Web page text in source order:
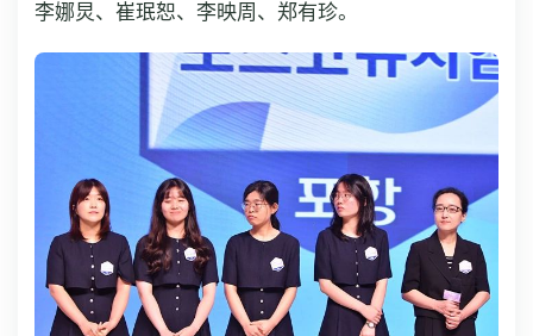
李娜炅、崔珉恕、李映周、郑有珍。